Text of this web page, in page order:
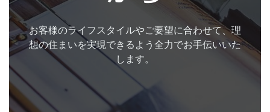
お客様のライフスタイルやご要望に合わせて、理
想の住まいを実現できるよう全力でお手伝いいた
します。